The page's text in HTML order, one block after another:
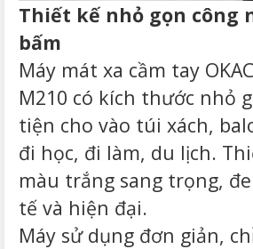
Thiết kế nhỏ gọn công
bấm
Máy mát xa cầm tay
M210 có kích thước nhỏ
tiện cho vào túi xách,
đi học, đi làm, du lịch.
màu trắng sang trọng,
tế và hiện đại.
Máy sử dụng đơn giản,